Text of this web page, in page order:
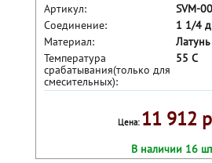
Артикул:
SVM-
Соединение:
1 1/4
Материал:
Латунь
Температура
срабатывания(только для
смесительных):
55 С
Цена: 11 912
В наличии 16